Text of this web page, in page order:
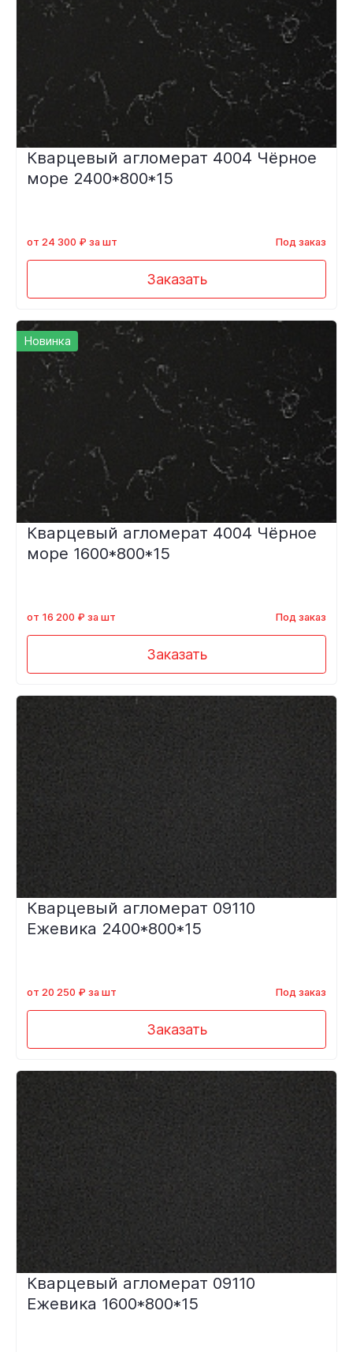
Кварцевый агломерат 4004 Чёрное
море 2400*800*15
от 24 300 ₽ за шт Под заказ
Заказать
Новинка
Кварцевый агломерат 4004 Чёрное
море 1600*800*15
от 16 200 ₽ за шт Под заказ
Заказать
Кварцевый агломерат 09110
Ежевика 2400*800*15
от 20 250 ₽ за шт Под заказ
Заказать
Кварцевый агломерат 09110
Ежевика 1600*800*15